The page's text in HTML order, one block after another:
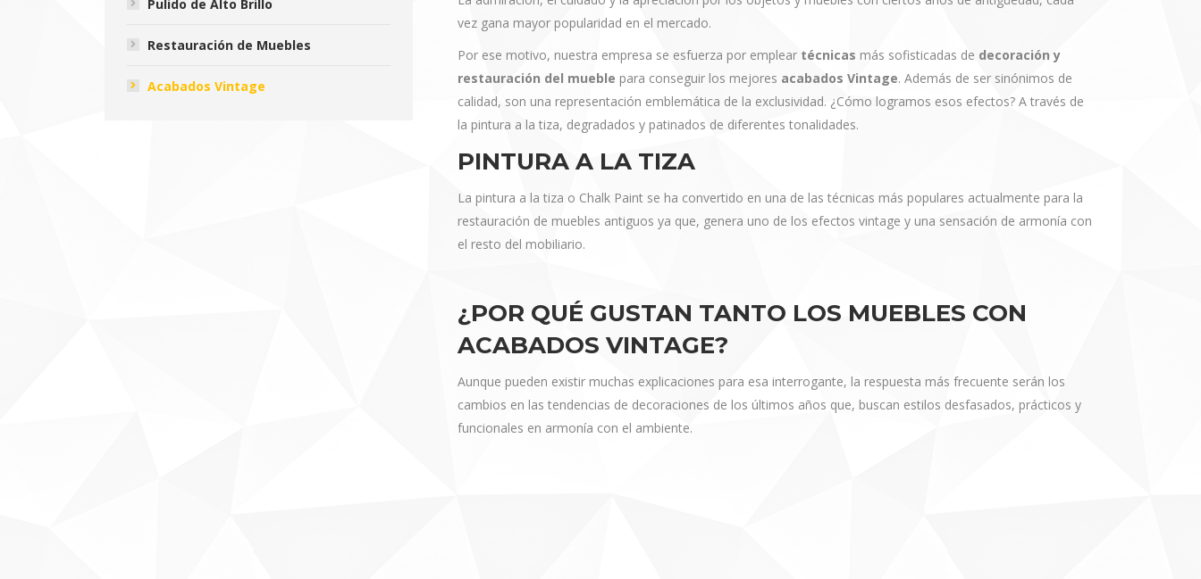
vez gana mayor popularidad en el mercado.
Por ese motivo, nuestra empresa se esfuerza por emplear técnicas más sofisticadas de decoración y
restauración del mueble para conseguir los mejores acabados Vintage. Además de ser sinónimos de
calidad, son una representación emblemática de la exclusividad. ¿Cómo logramos esos efectos? A través de
la pintura a la tiza, degradados y patinados de diferentes tonalidades.
PINTURA A LA TIZA
La pintura a la tiza o Chalk Paint se ha convertido en una de las técnicas más populares actualmente para la
restauración de muebles antiguos ya que, genera uno de los efectos vintage y una sensación de armonía con
el resto del mobiliario.
¿POR QUÉ GUSTAN TANTO LOS MUEBLES CON
ACABADOS VINTAGE?
Aunque pueden existir muchas explicaciones para esa interrogante, la respuesta más frecuente serán los
cambios en las tendencias de decoraciones de los últimos años que, buscan estilos desfasados, prácticos y
funcionales en armonía con el ambiente.
Pulido de Alto Brillo
Restauración de Muebles
Acabados Vintage